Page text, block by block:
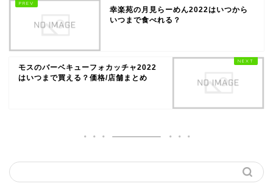
幸楽苑の月見らーめん2022はいつから
いつまで食べれる？
モスのバーベキューフォカッチャ2022
はいつまで買える？価格/店舗まとめ